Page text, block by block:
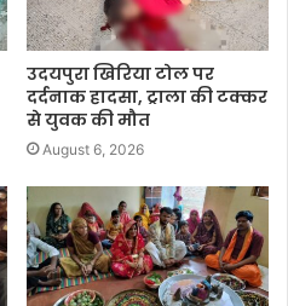
उदयपुरा खिरिया टोल पर
दर्दनाक हादसा, ट्राला की टक्कर
से युवक की मौत
August 6, 2026